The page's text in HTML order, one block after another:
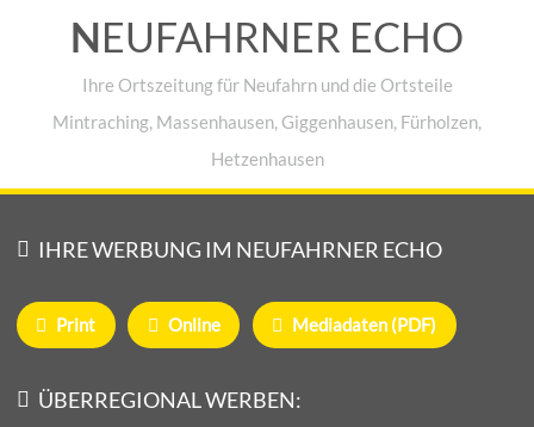
NEUFAHRNER ECHO
Ihre Ortszeitung für Neufahrn und die Ortsteile
Mintraching, Massenhausen, Giggenhausen, Fürholzen,
Hetzenhausen
IHRE WERBUNG IM NEUFAHRNER ECHO
Print Online Mediadaten (PDF)
ÜBERREGIONAL WERBEN: